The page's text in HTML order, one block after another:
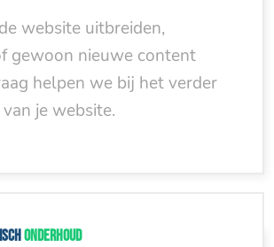
website uitbreiden,
gewoon nieuwe content
helpen we bij het verder
je website.
onderhoud